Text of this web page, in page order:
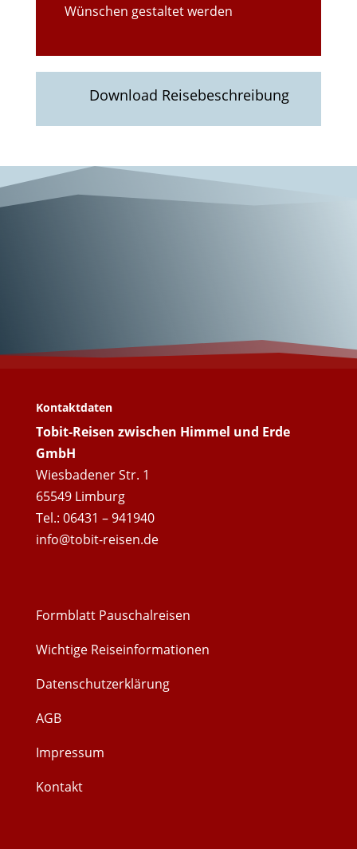
Wünschen gestaltet werden
Download Reisebeschreibung
Kontaktdaten
Tobit-Reisen zwischen Himmel und Erde
GmbH
Wiesbadener Str. 1
65549 Limburg
Tel.: 06431 – 941940
info@tobit-reisen.de
Formblatt Pauschalreisen
Wichtige Reiseinformationen
Datenschutzerklärung
AGB
Impressum
Kontakt